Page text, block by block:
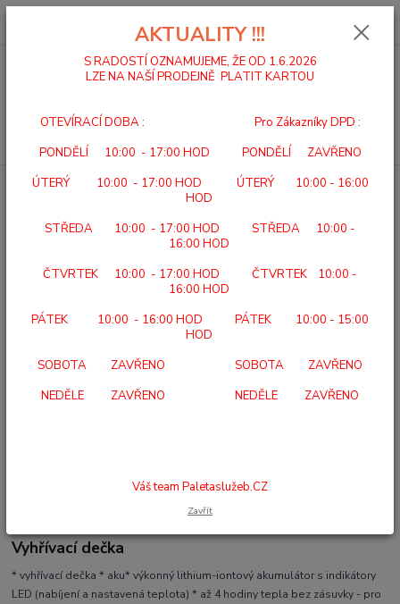
0,00 Kč
Úvod DOMÁCÍ A ÚSTAVNÍ PÉČE BEURER HK 72 Vyhřívací dečka
BEURER HK 72 Vyhřívací dečka
Vyhřívací dečka
* vyhřívací dečka * aku* výkonný lithium-iontový akumulátor s indikátory
LED (nabíjení a nastavená teplota) * až 4 hodiny tepla bez zásuvky - pro
AKTUALITY !!!
S RADOSTÍ OZNAMUJEME, ŽE OD 1.6.2026
LZE NA NAŠÍ PRODEJNĚ PLATIT KARTOU
OTEVÍRACÍ DOBA : Pro Zákazníky DPD :
PONDĚLÍ 10:00 - 17:00 HOD PONDĚLÍ ZAVŘENO
ÚTERÝ 10:00 - 17:00 HOD ÚTERÝ 10:00 - 16:00
HOD
STŘEDA 10:00 - 17:00 HOD STŘEDA 10:00 -
16:00 HOD
ČTVRTEK 10:00 - 17:00 HOD ČTVRTEK 10:00 -
16:00 HOD
PÁTEK 10:00 - 16:00 HOD PÁTEK 10:00 - 15:00
HOD
SOBOTA ZAVŘENO SOBOTA ZAVŘENO
NEDĚLE ZAVŘENO NEDĚLE ZAVŘENO
Váš team Paletaslužeb.CZ
Zavřít